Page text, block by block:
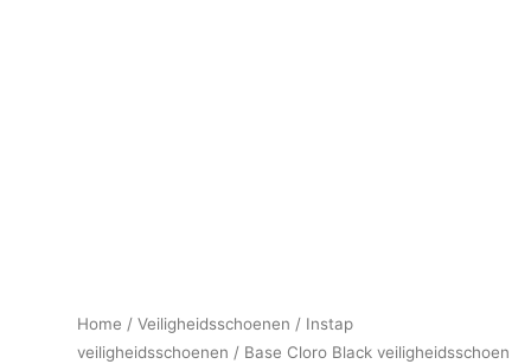
Home / Veiligheidsschoenen / Instap
veiligheidsschoenen / Base Cloro Black veiligheidsschoen